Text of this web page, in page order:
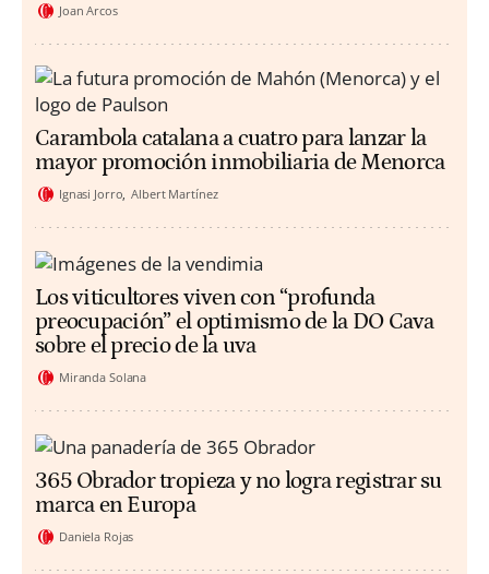
Joan Arcos
Carambola catalana a cuatro para lanzar la
mayor promoción inmobiliaria de Menorca
Ignasi Jorro Albert Martínez
Los viticultores viven con “profunda
preocupación” el optimismo de la DO Cava
sobre el precio de la uva
Miranda Solana
365 Obrador tropieza y no logra registrar su
marca en Europa
Daniela Rojas